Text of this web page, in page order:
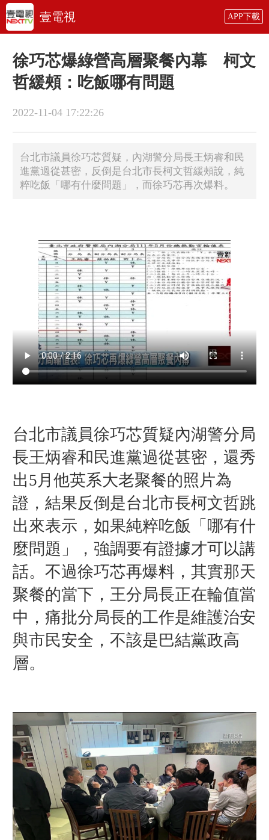
壹電視 APP下載
徐巧芯爆綠營高層聚餐內幕 柯文
哲緩頰：吃飯哪有問題
2022-11-04 17:22:26
台北市議員徐巧芯質疑，內湖警分局長王炳睿和民
進黨過從甚密，反倒是台北市長柯文哲緩頰說，純
粹吃飯「哪有什麼問題」，而徐巧芯再次爆料。
台北市議員徐巧芯質疑內湖警分局
長王炳睿和民進黨過從甚密，還秀
出5月他英系大老聚餐的照片為
證，結果反倒是台北市長柯文哲跳
出來表示，如果純粹吃飯「哪有什
麼問題」，強調要有證據才可以講
話。不過徐巧芯再爆料，其實那天
聚餐的當下，王分局長正在輪值當
中，痛批分局長的工作是維護治安
與市民安全，不該是巴結黨政高
層。